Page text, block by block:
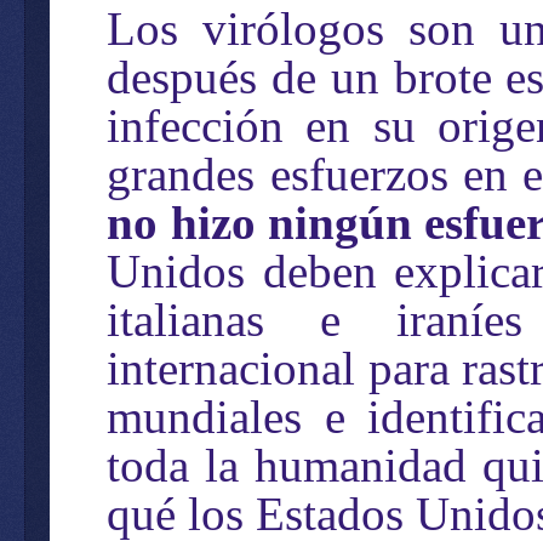
Los virólogos son
después de un brote
infección en su
grandes esfuerzos en
no hizo ningún
Unidos deben
italianas e
internacional para
mundiales e
toda la humanidad
qué los Estados